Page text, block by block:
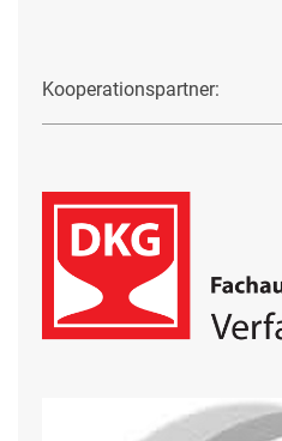
Kooperationspartner: